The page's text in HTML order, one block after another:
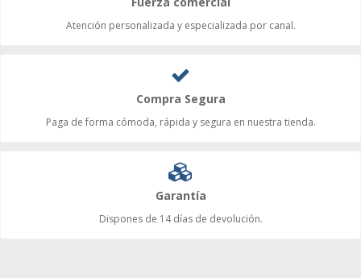
Atención personalizada y especializada por canal.
Compra Segura
Paga de forma cómoda, rápida y segura en nuestra tienda.
Garantía
Dispones de 14 días de devolución.